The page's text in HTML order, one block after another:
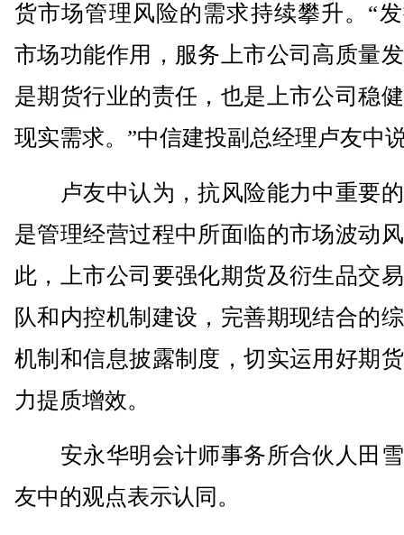
货市场管理风险的需求持续攀升。“
市场功能作用，服务上市公司高质量
是期货行业的责任，也是上市公司稳
现实需求。”中信建投副总经理卢友中
卢友中认为，抗风险能力中重要
是管理经营过程中所面临的市场波动
此，上市公司要强化期货及衍生品交
队和内控机制建设，完善期现结合的
机制和信息披露制度，切实运用好期
力提质增效。
安永华明会计师事务所合伙人田
友中的观点表示认同。